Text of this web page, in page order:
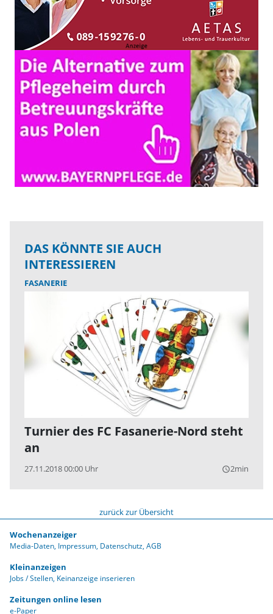
DAS KÖNNTE SIE AUCH
INTERESSIEREN
FASANERIE
Turnier des FC Fasanerie-Nord steht
an
27.11.2018 00:00 Uhr query_builder2min
zurück zur Übersicht
Wochenanzeiger
Media-Daten Impressum Datenschutz AGB
Kleinanzeigen
Jobs / Stellen Keinanzeige inserieren
Zeitungen online lesen
e-Paper